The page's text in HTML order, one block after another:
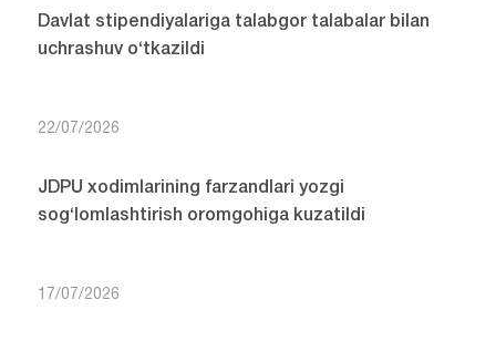
Davlat stipendiyalariga talabgor talabalar bilan
uchrashuv o‘tkazildi
22/07/2026
JDPU xodimlarining farzandlari yozgi
sog‘lomlashtirish oromgohiga kuzatildi
17/07/2026